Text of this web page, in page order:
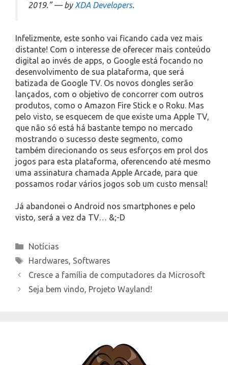
2019.” — by XDA Developers.
Infelizmente, este sonho vai ficando cada vez mais
distante! Com o interesse de oferecer mais conteúdo
digital ao invés de apps, o Google está focando no
desenvolvimento de sua plataforma, que será
batizada de Google TV. Os novos dongles serão
lançados, com o objetivo de concorrer com outros
produtos, como o Amazon Fire Stick e o Roku. Mas
pelo visto, se esquecem de que existe uma Apple TV,
que não só está há bastante tempo no mercado
mostrando o sucesso deste segmento, como
também direcionando os seus esforços em prol dos
jogos para esta plataforma, oferencendo até mesmo
uma assinatura chamada Apple Arcade, para que
possamos rodar vários jogos sob um custo mensal!
Já abandonei o Android nos smartphones e pelo
visto, será a vez da TV… &;-D
Categories
Notícias
Tags
Hardwares, Softwares
Cresce a família de computadores da Microsoft
Seja bem vindo, Projeto Wayland!